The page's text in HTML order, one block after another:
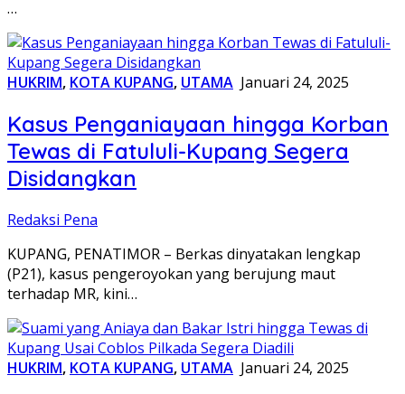
…
HUKRIM, KOTA KUPANG, UTAMA Januari 24, 2025
Kasus Penganiayaan hingga Korban
Tewas di Fatululi-Kupang Segera
Disidangkan
Redaksi Pena
KUPANG, PENATIMOR – Berkas dinyatakan lengkap
(P21), kasus pengeroyokan yang berujung maut
terhadap MR, kini…
HUKRIM, KOTA KUPANG, UTAMA Januari 24, 2025